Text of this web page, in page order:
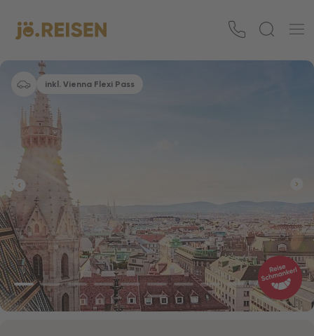
inkl. Vienna Flexi Pass